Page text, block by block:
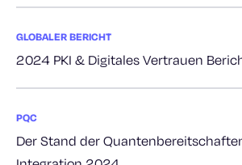
GLOBALER BERICHT
2024 PKI & Digitales Vertrauen
PQC
Der Stand der